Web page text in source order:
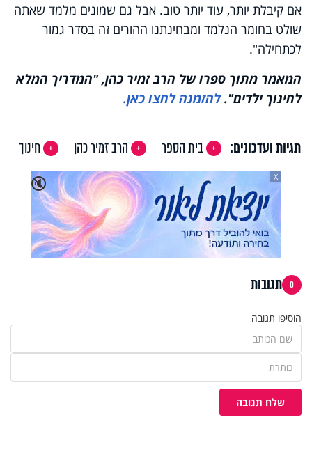
אם קיבלת יותר, עוד יותר טוב. אבל גם שמונים מלמד שאתה
שולט בחומר הנלמד ומבחינתנו ההורים זה בסדר גמור
לכתחילה".
המאמר מתוך ספרו של הרב זמיר כהן, "המדריך המלא
לחינוך ילדים".להזמנה לחצו כאן.
תגיות ועדכונים: בית הספר הרב זמיר כהן
חינוך
🔇
X
0 תגובות
הוסיפו תגובה
שלח תגובה